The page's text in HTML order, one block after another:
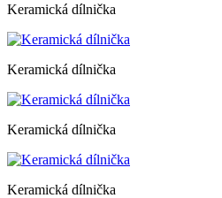
Keramická dílnička
Keramická dílnička
Keramická dílnička
Keramická dílnička